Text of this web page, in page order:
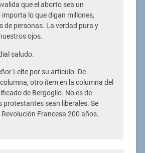
que el aborto sea un
importa lo que digan millones,
de personas. La verdad pura y
ojos.
saludo.
Leite por su artículo. De
otro ítem en la columna del
de Bergoglio. No es de
protestantes sean liberales. Se
Francesa 200 años.